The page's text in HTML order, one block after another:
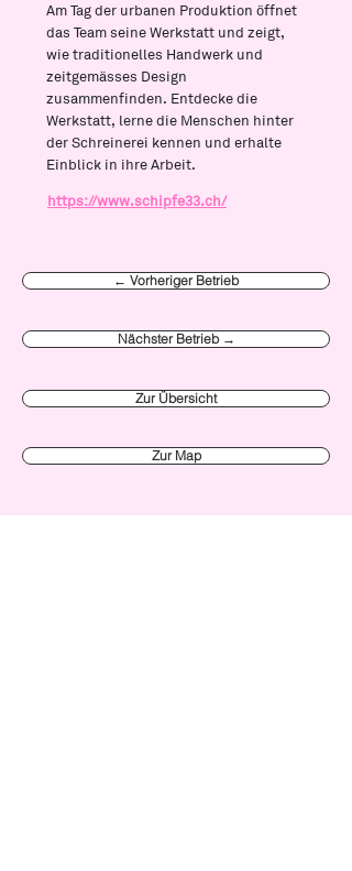
Am Tag der urbanen Produktion öffnet
das Team seine Werkstatt und zeigt,
wie traditionelles Handwerk und
zeitgemässes Design
zusammenfinden. Entdecke die
Werkstatt, lerne die Menschen hinter
der Schreinerei kennen und erhalte
Einblick in ihre Arbeit.
https://www.schipfe33.ch/
← Vorheriger Betrieb
Nächster Betrieb →
Zur Übersicht
Zur Map